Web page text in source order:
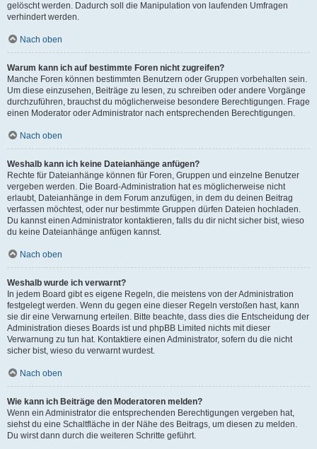
gelöscht werden. Dadurch soll die Manipulation von laufenden Umfragen
verhindert werden.
Nach oben
Warum kann ich auf bestimmte Foren nicht zugreifen?
Manche Foren können bestimmten Benutzern oder Gruppen vorbehalten sein.
Um diese einzusehen, Beiträge zu lesen, zu schreiben oder andere Vorgänge
durchzuführen, brauchst du möglicherweise besondere Berechtigungen. Frage
einen Moderator oder Administrator nach entsprechenden Berechtigungen.
Nach oben
Weshalb kann ich keine Dateianhänge anfügen?
Rechte für Dateianhänge können für Foren, Gruppen und einzelne Benutzer
vergeben werden. Die Board-Administration hat es möglicherweise nicht
erlaubt, Dateianhänge in dem Forum anzufügen, in dem du deinen Beitrag
verfassen möchtest, oder nur bestimmte Gruppen dürfen Dateien hochladen.
Du kannst einen Administrator kontaktieren, falls du dir nicht sicher bist, wieso
du keine Dateianhänge anfügen kannst.
Nach oben
Weshalb wurde ich verwarnt?
In jedem Board gibt es eigene Regeln, die meistens von der Administration
festgelegt werden. Wenn du gegen eine dieser Regeln verstoßen hast, kann
sie dir eine Verwarnung erteilen. Bitte beachte, dass dies die Entscheidung der
Administration dieses Boards ist und phpBB Limited nichts mit dieser
Verwarnung zu tun hat. Kontaktiere einen Administrator, sofern du die nicht
sicher bist, wieso du verwarnt wurdest.
Nach oben
Wie kann ich Beiträge den Moderatoren melden?
Wenn ein Administrator die entsprechenden Berechtigungen vergeben hat,
siehst du eine Schaltfläche in der Nähe des Beitrags, um diesen zu melden.
Du wirst dann durch die weiteren Schritte geführt.